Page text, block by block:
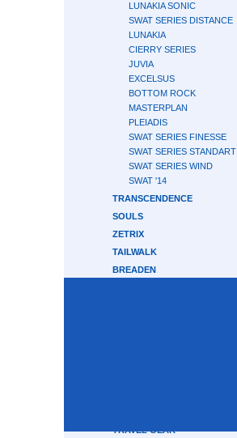
LUNAKIA SONIC
SWAT SERIES DISTANCE
LUNAKIA
CIERRY SERIES
JUVIA
EXCELSUS
BOTTOM ROCK
MASTERPLAN
PLEIADIS
SWAT SERIES FINESSE
SWAT SERIES STANDART
SWAT SERIES WIND
SWAT '14
TRANSCENDENCE
SOULS
ZETRIX
TAILWALK
BREADEN
TRAVEL GEAR